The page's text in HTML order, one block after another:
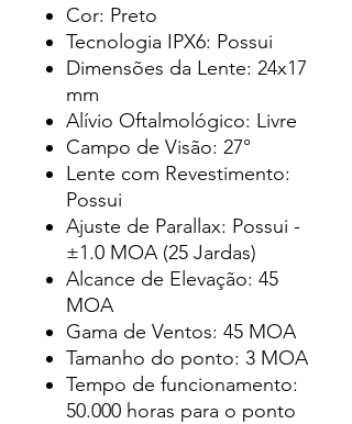
Cor: Preto
Tecnologia IPX6: Possui
Dimensões da Lente: 24x17
mm
Alívio Oftalmológico: Livre
Campo de Visão: 27°
Lente com Revestimento:
Possui
Ajuste de Parallax: Possui -
±1.0 MOA (25 Jardas)
Alcance de Elevação: 45
MOA
Gama de Ventos: 45 MOA
Tamanho do ponto: 3 MOA
Tempo de funcionamento:
50.000 horas para o ponto